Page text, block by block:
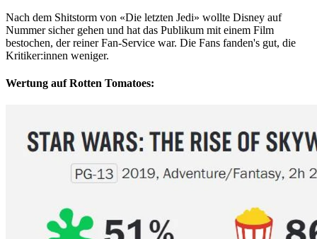
Nach dem Shitstorm von «Die letzten Jedi» wollte Disney auf
Nummer sicher gehen und hat das Publikum mit einem Film
bestochen, der reiner Fan-Service war. Die Fans fanden's gut, die
Kritiker:innen weniger.
Wertung auf Rotten Tomatoes: